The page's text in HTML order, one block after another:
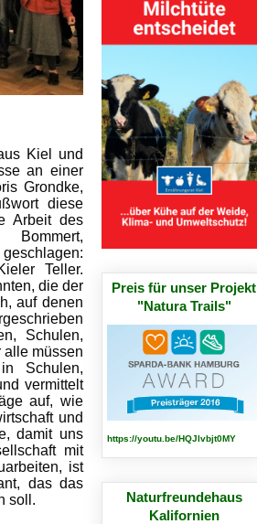
Preis für unser Projekt
"Natura Trails"
https://youtu.be/HQJlvbjt0MY
Naturfreundehaus
Kalifornien
Kiel und
an einer
Grondke,
diese
Arbeit des
Teller.
die der
auf denen
Schulen,
müssen
Schulen,
vermittelt
auf, wie
und
damit uns
mit
ist
das das
soll.